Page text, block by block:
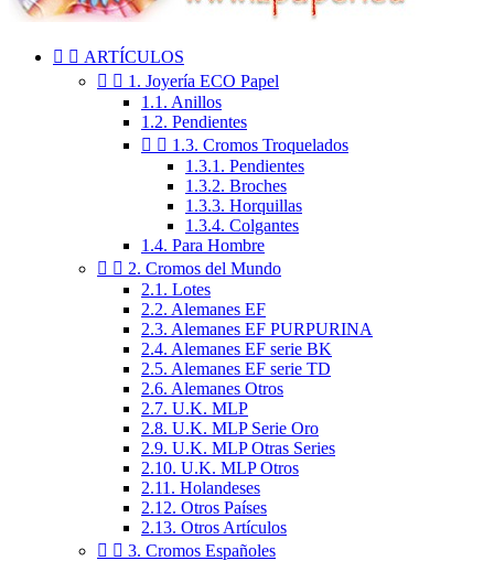
  ARTÍCULOS
  1. Joyería ECO Papel
1.1. Anillos
1.2. Pendientes
  1.3. Cromos Troquelados
1.3.1. Pendientes
1.3.2. Broches
1.3.3. Horquillas
1.3.4. Colgantes
1.4. Para Hombre
  2. Cromos del Mundo
2.1. Lotes
2.2. Alemanes EF
2.3. Alemanes EF PURPURINA
2.4. Alemanes EF serie BK
2.5. Alemanes EF serie TD
2.6. Alemanes Otros
2.7. U.K. MLP
2.8. U.K. MLP Serie Oro
2.9. U.K. MLP Otras Series
2.10. U.K. MLP Otros
2.11. Holandeses
2.12. Otros Países
2.13. Otros Artículos
  3. Cromos Españoles